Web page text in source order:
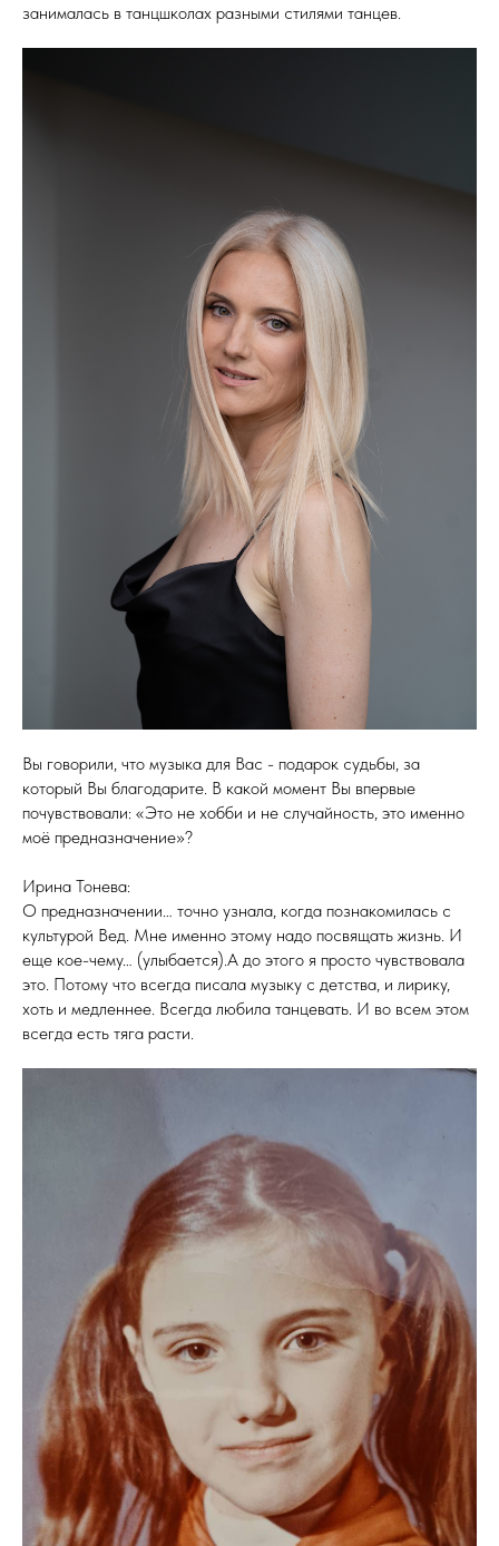
занималась в танцшколах разными стилями танцев.
Вы говорили, что музыка для Вас - подарок судьбы, за
который Вы благодарите. В какой момент Вы впервые
почувствовали: «Это не хобби и не случайность, это именно
моё предназначение»?
Ирина Тонева:
О предназначении… точно узнала, когда познакомилась с
культурой Вед. Мне именно этому надо посвящать жизнь. И
еще кое-чему… (улыбается).А до этого я просто чувствовала
это. Потому что всегда писала музыку с детства, и лирику,
хоть и медленнее. Всегда любила танцевать. И во всем этом
всегда есть тяга расти.